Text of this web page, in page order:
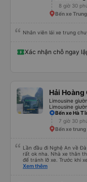
tưởng. Nhìn chung: Mặc
tích cực với công ty này.
dụng ở Việt Nam. Sự
8 giờ 30
Bến xe
Nhân viên lái xe trung
Xác nhận chỗ ngay
Hải Hoàng
Bến xe Hà
7 giờ 30
Bến xe
Lần đầu đi Nghệ An về
rất ok nha. Nhà xe thân thiện, tổng đài gọi xác nhận và nhắc nhở lịch chạy
để tránh lỡ xe. Trước khi
tin về biển số xe và số
Xem thêm